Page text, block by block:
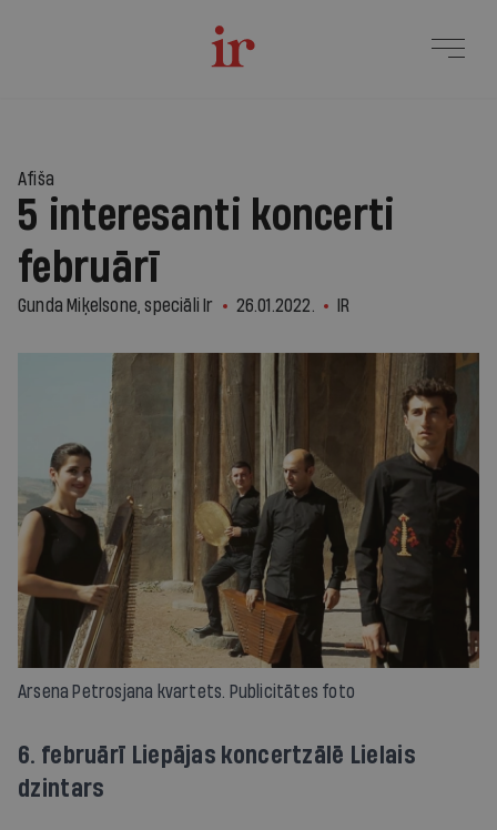
Afiša
5 interesanti koncerti
februārī
Gunda Miķelsone, speciāli Ir 26.01.2022. IR
Arsena Petrosjana kvartets. Publicitātes foto
6. februārī Liepājas koncertzālē Lielais
dzintars